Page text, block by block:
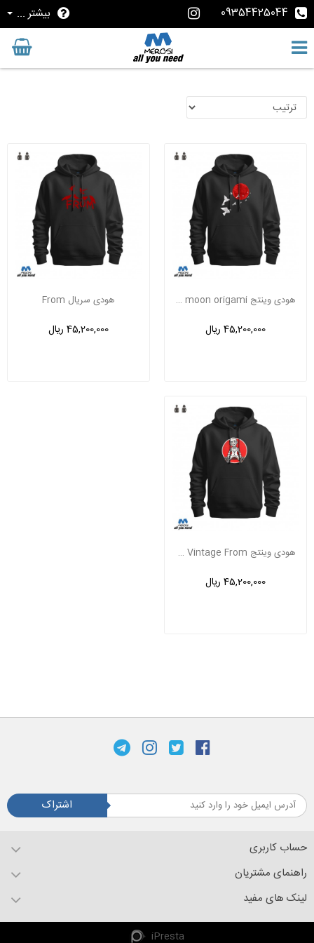
09354425044 بیشتر ...
هودی وینتج red moon origami
45,200,000 ریال
هودی سریال From
45,200,000 ریال
هودی وینتج Jasper Vintage From
45,200,000 ریال
اشتراک
حساب کاربری
راهنمای مشتریان
لینک های مفید
iPresta